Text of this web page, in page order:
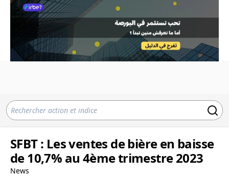
SFBT : Les ventes de bière en baisse
de 10,7% au 4ème trimestre 2023
News